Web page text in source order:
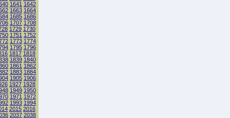
1641 1642
1663 1664
1685 1686
1707 1708
1729 1730
1751 1752
1773 1774
1795 1796
1817 1818
1839 1840
1861 1862
1883 1884
1905 1906
1927 1928
1949 1950
1971 1972
1993 1994
2015 2016
2037 2038